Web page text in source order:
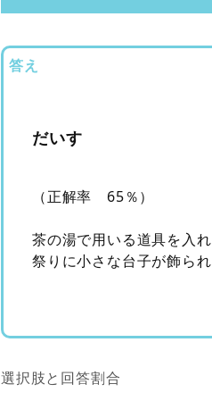
答え
だいす
（正解率 65％）
茶の湯で用いる道具を入
祭りに小さな台子が飾られ
選択肢と回答割合